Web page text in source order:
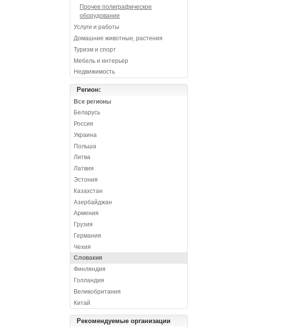
Прочее полиграфическое
оборудование
Услуги и работы
Домашние животные, растения
Туризм и спорт
Мебель и интерьер
Недвижимость
Регион:
Все регионы
Беларусь
Россия
Украина
Польша
Литва
Латвия
Эстония
Казахстан
Азербайджан
Армения
Грузия
Германия
Чехия
Словакия
Финляндия
Голландия
Великобритания
Китай
Рекомендуемые организации